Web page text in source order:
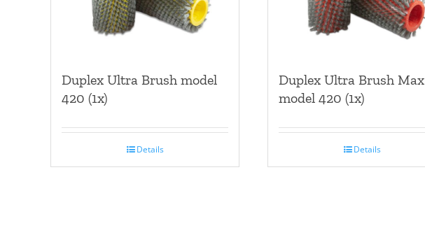
Duplex Ultra Brush model
420 (1x)
Details
Duplex Ultra Brush Max
model 420 (1x)
Details